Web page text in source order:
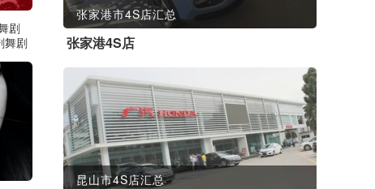
剧
舞剧
张家港市4S店汇总
张家港4S店
昆山市4S店汇总